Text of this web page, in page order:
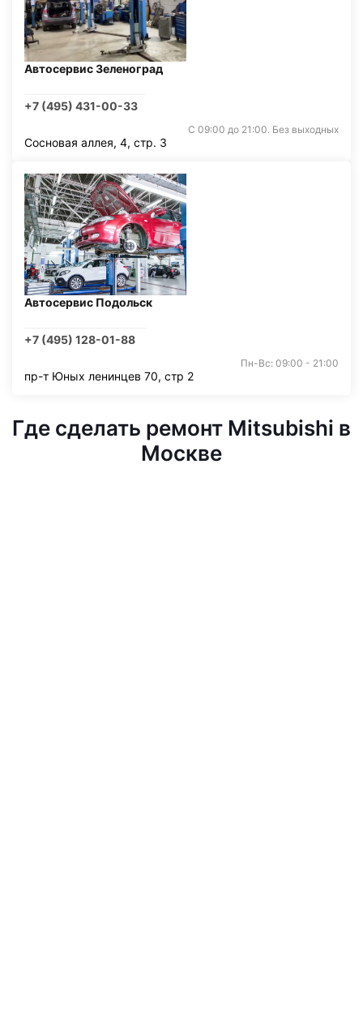
Автосервис Зеленоград
+7 (495) 431-00-33
С 09:00 до 21:00. Без выходных
Сосновая аллея, 4, стр. 3
Автосервис Подольск
+7 (495) 128-01-88
Пн-Вс: 09:00 - 21:00
пр-т Юных ленинцев 70, стр 2
Где сделать ремонт Mitsubishi в
Москве